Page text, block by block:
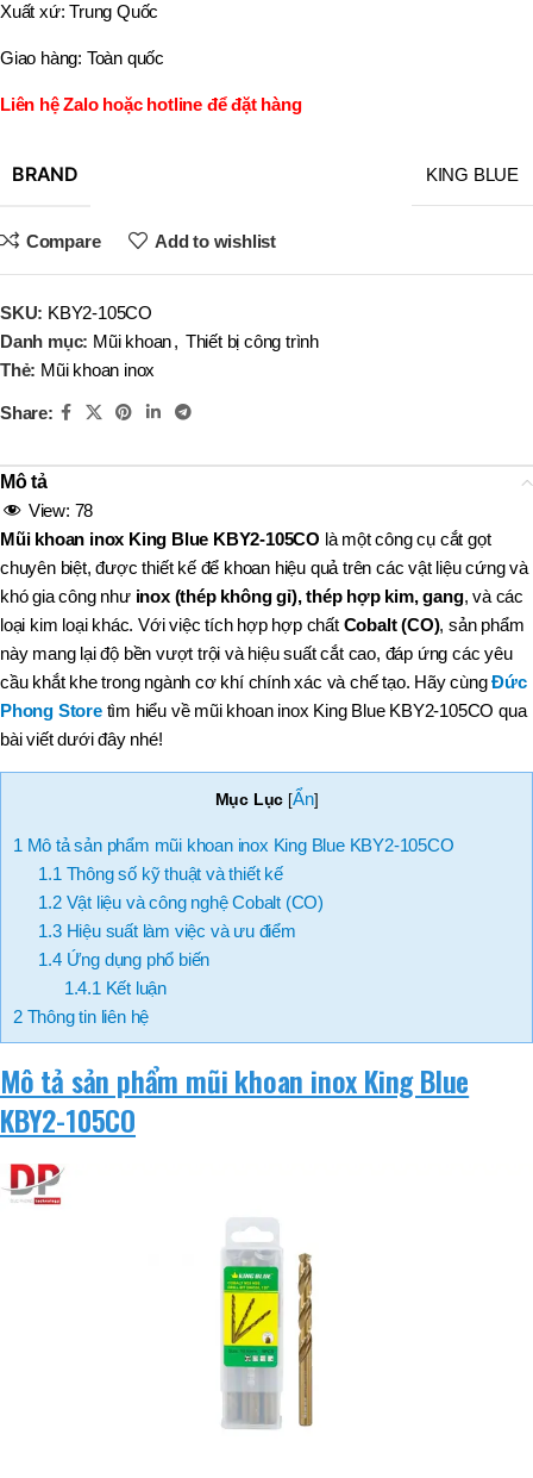
Xuất xứ: Trung Quốc
Giao hàng: Toàn quốc
Liên hệ Zalo hoặc hotline để đặt hàng
BRAND KING BLUE
Compare Add to wishlist
SKU: KBY2-105CO
Danh mục: Mũi khoan, Thiết bị công trình
Thẻ: Mũi khoan inox
Share:
Mô tả
View: 78
Mũi khoan inox King Blue KBY2-105CO là một công cụ cắt gọt
chuyên biệt, được thiết kế để khoan hiệu quả trên các vật liệu cứng và
khó gia công như inox (thép không gỉ), thép hợp kim, gang, và các
loại kim loại khác. Với việc tích hợp hợp chất Cobalt (CO), sản phẩm
này mang lại độ bền vượt trội và hiệu suất cắt cao, đáp ứng các yêu
cầu khắt khe trong ngành cơ khí chính xác và chế tạo. Hãy cùngĐức
Phong Storetìm hiểu về mũi khoan inox King Blue KBY2-105CO qua
bài viết dưới đây nhé!
Mục Lục [Ẩn]
1 Mô tả sản phẩm mũi khoan inox King Blue KBY2-105CO
1.1 Thông số kỹ thuật và thiết kế
1.2Vật liệu và công nghệ Cobalt (CO)
1.3Hiệu suất làm việc và ưu điểm
1.4Ứng dụng phổ biến
1.4.1 Kết luận
2Thông tin liên hệ
Mô tả sản phẩm mũi khoan inox King Blue
KBY2-105CO